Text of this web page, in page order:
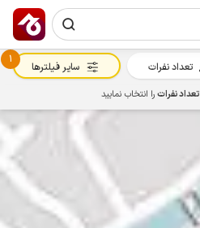
تعداد نفرات
1
سایر فیلترها
تعداد نفراترا انتخاب نمایید